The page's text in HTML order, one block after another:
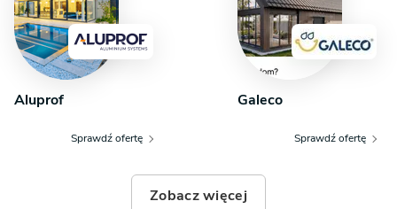
Aluprof
Sprawdź ofertę
Galeco
Sprawdź ofertę
Zobacz więcej